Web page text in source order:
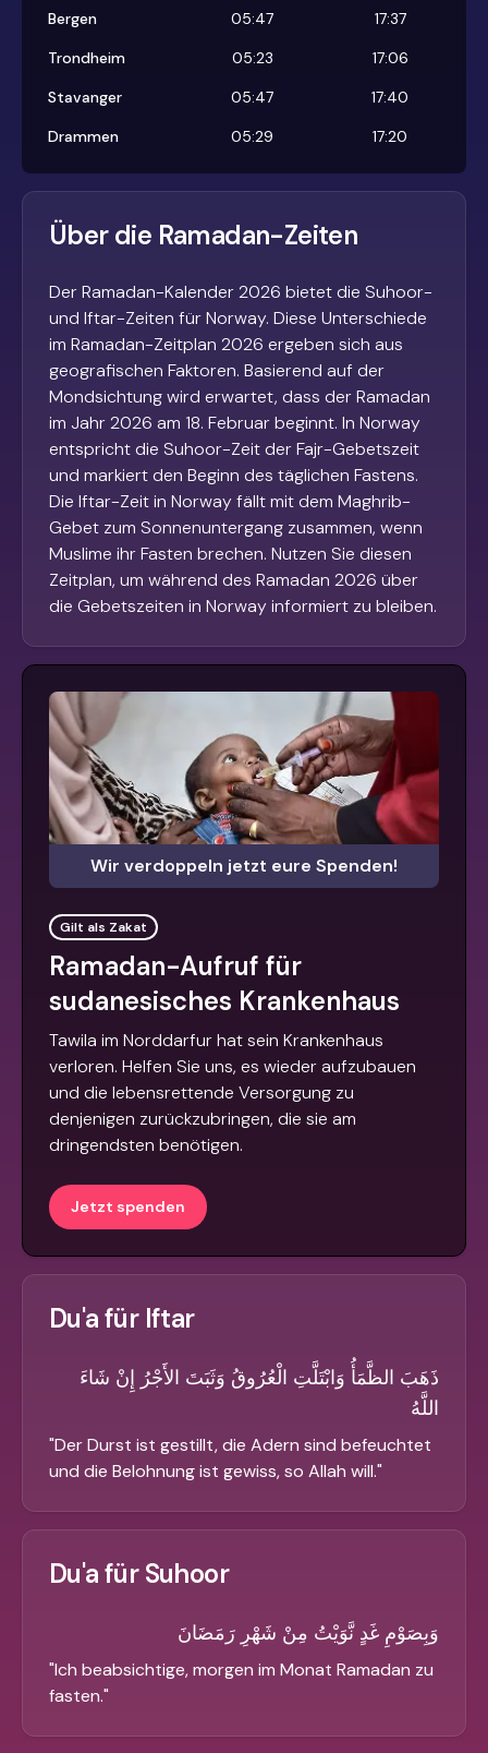
Bergen
05:47
17:37
Trondheim
05:23
17:06
Stavanger
05:47
17:40
Drammen
05:29 17:20
Über die Ramadan-Zeiten
Der Ramadan-Kalender 2026 bietet die Suhoor-
und Iftar-Zeiten für Norway. Diese Unterschiede
im Ramadan-Zeitplan 2026 ergeben sich aus
geografischen Faktoren. Basierend auf der
Mondsichtung wird erwartet, dass der Ramadan
im Jahr 2026 am 18. Februar beginnt. In Norway
entspricht die Suhoor-Zeit der Fajr-Gebetszeit
und markiert den Beginn des täglichen Fastens.
Die Iftar-Zeit in Norway fällt mit dem Maghrib-
Gebet zum Sonnenuntergang zusammen, wenn
Muslime ihr Fasten brechen. Nutzen Sie diesen
Zeitplan, um während des Ramadan 2026 über
die Gebetszeiten in Norway informiert zu bleiben.
Wir verdoppeln jetzt eure Spenden!
Gilt als Zakat
Ramadan-Aufruf für
sudanesisches Krankenhaus
Tawila im Norddarfur hat sein Krankenhaus
verloren. Helfen Sie uns, es wieder aufzubauen
und die lebensrettende Versorgung zu
denjenigen zurückzubringen, die sie am
dringendsten benötigen.
Jetzt spenden
Du'a für Iftar
ذَهَبَ الظَّمَأُ وَابْتَلَّتِ الْعُرُوقُ وَثَبَتَ الأَجْرُ إِنْ شَاءَ
اللَّهُ
"Der Durst ist gestillt, die Adern sind befeuchtet
und die Belohnung ist gewiss, so Allah will."
Du'a für Suhoor
وَبِصَوْمِ غَدٍ نَّوَيْتُ مِنْ شَهْرِ رَمَضَانَ
"Ich beabsichtige, morgen im Monat Ramadan zu
fasten."